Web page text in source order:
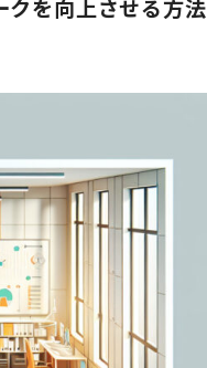
クを向上させる方法